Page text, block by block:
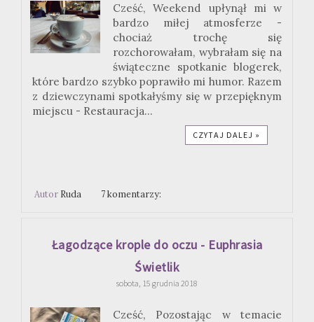
Cześć, Weekend upłynął mi w
bardzo miłej atmosferze -
chociaż trochę się
rozchorowałam, wybrałam się na
świąteczne spotkanie blogerek,
które bardzo szybko poprawiło mi humor. Razem
z dziewczynami spotkałyśmy się w przepięknym
miejscu - Restauracja...
CZYTAJ DALEJ »
Autor Ruda 7 komentarzy:
Łagodzące krople do oczu - Euphrasia
Świetlik
sobota, 15 grudnia 2018
Cześć, Pozostając w temacie